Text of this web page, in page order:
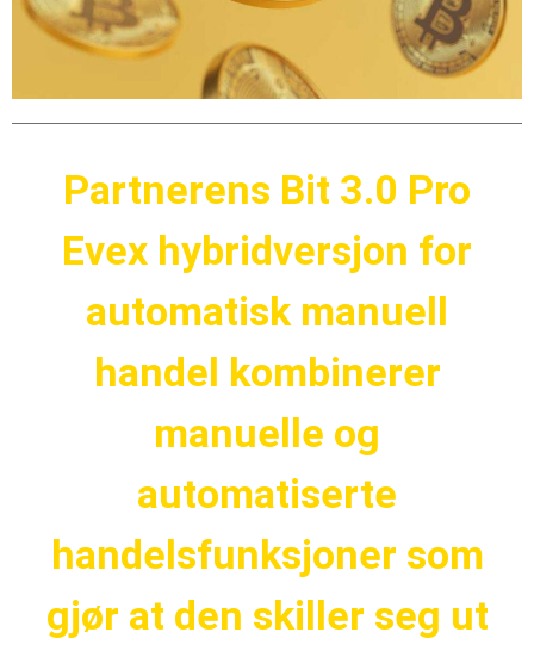
Partnerens Bit 3.0 Pro
Evex hybridversjon for
automatisk manuell
handel kombinerer
manuelle og
automatiserte
handelsfunksjoner som
gjør at den skiller seg ut